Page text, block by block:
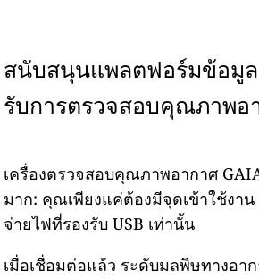
สนับสนุนแพลตฟอร์มข้อมูล
รับการตรวจสอบคุณภาพ
เครื่องตรวจสอบคุณภาพอากาศ
มาก: คุณเพียงแค่ต้องมีจุดเข้าใช้งา
จ่ายไฟที่รองรับ USB เท่านั้น
เมื่อเชื่อมต่อแล้ว ระดับมลพิษทางอา